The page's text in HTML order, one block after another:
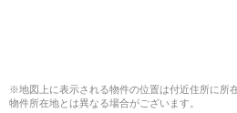
※地図上に表示される物件の位置は付近住所に所
物件所在地とは異なる場合がございます。